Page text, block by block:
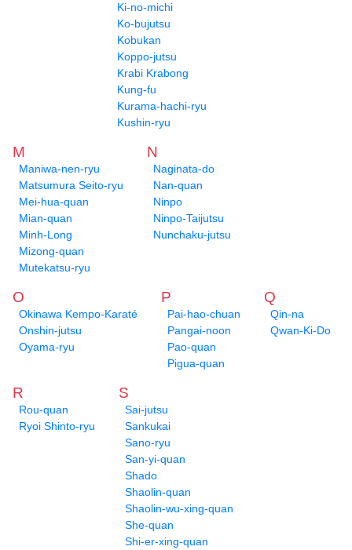
Ki-no-michi
Ko-bujutsu
Kobukan
Koppo-jutsu
Krabi Krabong
Kung-fu
Kurama-hachi-ryu
Kushin-ryu
M
Maniwa-nen-ryu
Matsumura Seito-ryu
Mei-hua-quan
Mian-quan
Minh-Long
Mizong-quan
Mutekatsu-ryu
N
Naginata-do
Nan-quan
Ninpo
Ninpo-Taijutsu
Nunchaku-jutsu
O
Okinawa Kempo-Karaté
Onshin-jutsu
Oyama-ryu
P
Pai-hao-chuan
Pangai-noon
Pao-quan
Pigua-quan
Q
Qin-na
Qwan-Ki-Do
R
Rou-quan
Ryoi Shinto-ryu
S
Sai-jutsu
Sankukai
Sano-ryu
San-yi-quan
Shado
Shaolin-quan
Shaolin-wu-xing-quan
She-quan
Shi-er-xing-quan